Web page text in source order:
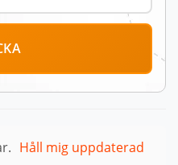
Håll mig uppdaterad